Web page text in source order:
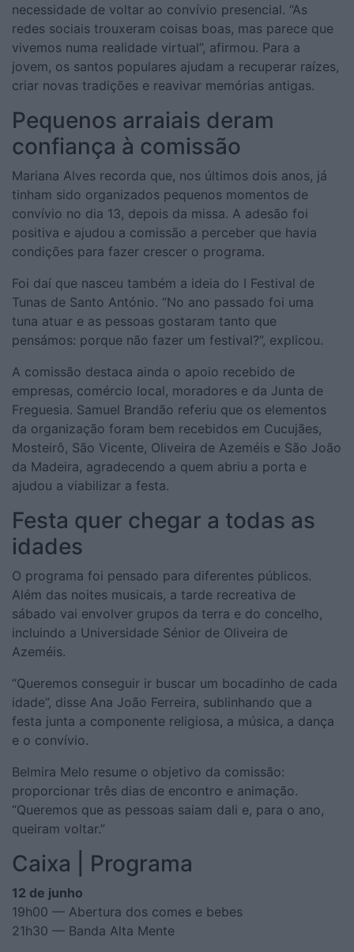
necessidade de voltar ao convívio presencial. “As
redes sociais trouxeram coisas boas, mas parece que
vivemos numa realidade virtual”, afirmou. Para a
jovem, os santos populares ajudam a recuperar raízes,
criar novas tradições e reavivar memórias antigas.
Pequenos arraiais deram
confiança à comissão
Mariana Alves recorda que, nos últimos dois anos, já
tinham sido organizados pequenos momentos de
convívio no dia 13, depois da missa. A adesão foi
positiva e ajudou a comissão a perceber que havia
condições para fazer crescer o programa.
Foi daí que nasceu também a ideia do I Festival de
Tunas de Santo António. “No ano passado foi uma
tuna atuar e as pessoas gostaram tanto que
pensámos: porque não fazer um festival?”, explicou.
A comissão destaca ainda o apoio recebido de
empresas, comércio local, moradores e da Junta de
Freguesia. Samuel Brandão referiu que os elementos
da organização foram bem recebidos em Cucujães,
Mosteirô, São Vicente, Oliveira de Azeméis e São João
da Madeira, agradecendo a quem abriu a porta e
ajudou a viabilizar a festa.
Festa quer chegar a todas as
idades
O programa foi pensado para diferentes públicos.
Além das noites musicais, a tarde recreativa de
sábado vai envolver grupos da terra e do concelho,
incluindo a Universidade Sénior de Oliveira de
Azeméis.
“Queremos conseguir ir buscar um bocadinho de cada
idade”, disse Ana João Ferreira, sublinhando que a
festa junta a componente religiosa, a música, a dança
e o convívio.
Belmira Melo resume o objetivo da comissão:
proporcionar três dias de encontro e animação.
“Queremos que as pessoas saiam dali e, para o ano,
queiram voltar.”
Caixa | Programa
12 de junho
19h00 — Abertura dos comes e bebes
21h30 — Banda Alta Mente